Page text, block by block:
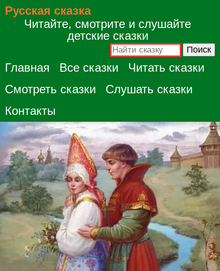
Русская сказка
Читайте, смотрите и слушайте
детские сказки
Главная Все сказки
Читать сказки
Смотреть сказки
Слушать сказки
Контакты